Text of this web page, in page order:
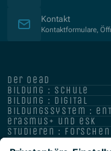
Kontakt
Kontaktformulare,
der oead
bildung : schule
bildung : digital
bildungssystem :
erasmus+ und esk
studieren :
hochschule :